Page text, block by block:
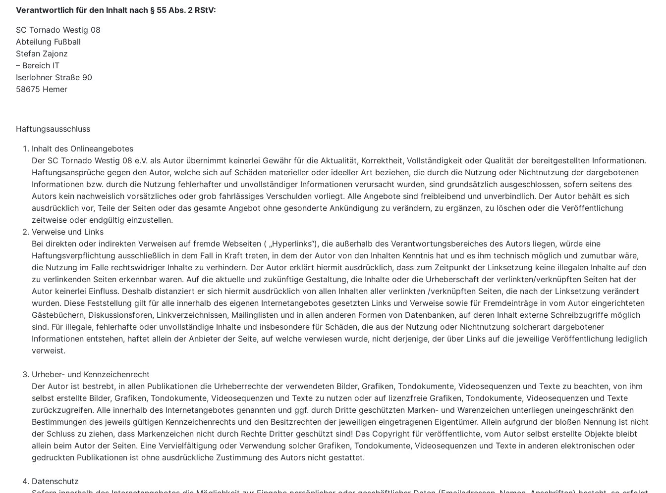
Verantwortlich für den Inhalt nach § 55 Abs. 2 RStV:
SC Tornado Westig 08
Abteilung Fußball
Stefan Zajonz
– Bereich IT
Iserlohner Straße 90
58675 Hemer
Haftungsausschluss
Inhalt des Onlineangebotes
Der SC Tornado Westig 08 e.V. als Autor übernimmt keinerlei Gewähr für die Aktualität, Korrektheit, Vollständigkeit oder Qualität der bereitgestellten Informationen.
Haftungsansprüche gegen den Autor, welche sich auf Schäden materieller oder ideeller Art beziehen, die durch die Nutzung oder Nichtnutzung der dargebotenen
Informationen bzw. durch die Nutzung fehlerhafter und unvollständiger Informationen verursacht wurden, sind grundsätzlich ausgeschlossen, sofern seitens des
Autors kein nachweislich vorsätzliches oder grob fahrlässiges Verschulden vorliegt. Alle Angebote sind freibleibend und unverbindlich. Der Autor behält es sich
ausdrücklich vor, Teile der Seiten oder das gesamte Angebot ohne gesonderte Ankündigung zu verändern, zu ergänzen, zu löschen oder die Veröffentlichung
zeitweise oder endgültig einzustellen.
Verweise und Links
Bei direkten oder indirekten Verweisen auf fremde Webseiten ( „Hyperlinks“), die außerhalb des Verantwortungsbereiches des Autors liegen, würde eine
Haftungsverpflichtung ausschließlich in dem Fall in Kraft treten, in dem der Autor von den Inhalten Kenntnis hat und es ihm technisch möglich und zumutbar wäre,
die Nutzung im Falle rechtswidriger Inhalte zu verhindern. Der Autor erklärt hiermit ausdrücklich, dass zum Zeitpunkt der Linksetzung keine illegalen Inhalte auf den
zu verlinkenden Seiten erkennbar waren. Auf die aktuelle und zukünftige Gestaltung, die Inhalte oder die Urheberschaft der verlinkten/verknüpften Seiten hat der
Autor keinerlei Einfluss. Deshalb distanziert er sich hiermit ausdrücklich von allen Inhalten aller verlinkten /verknüpften Seiten, die nach der Linksetzung verändert
wurden. Diese Feststellung gilt für alle innerhalb des eigenen Internetangebotes gesetzten Links und Verweise sowie für Fremdeinträge in vom Autor eingerichteten
Gästebüchern, Diskussionsforen, Linkverzeichnissen, Mailinglisten und in allen anderen Formen von Datenbanken, auf deren Inhalt externe Schreibzugriffe möglich
sind. Für illegale, fehlerhafte oder unvollständige Inhalte und insbesondere für Schäden, die aus der Nutzung oder Nichtnutzung solcherart dargebotener
Informationen entstehen, haftet allein der Anbieter der Seite, auf welche verwiesen wurde, nicht derjenige, der über Links auf die jeweilige Veröffentlichung lediglich
verweist.
Urheber- und Kennzeichenrecht
Der Autor ist bestrebt, in allen Publikationen die Urheberrechte der verwendeten Bilder, Grafiken, Tondokumente, Videosequenzen und Texte zu beachten, von ihm
selbst erstellte Bilder, Grafiken, Tondokumente, Videosequenzen und Texte zu nutzen oder auf lizenzfreie Grafiken, Tondokumente, Videosequenzen und Texte
zurückzugreifen. Alle innerhalb des Internetangebotes genannten und ggf. durch Dritte geschützten Marken- und Warenzeichen unterliegen uneingeschränkt den
Bestimmungen des jeweils gültigen Kennzeichenrechts und den Besitzrechten der jeweiligen eingetragenen Eigentümer. Allein aufgrund der bloßen Nennung ist nicht
der Schluss zu ziehen, dass Markenzeichen nicht durch Rechte Dritter geschützt sind! Das Copyright für veröffentlichte, vom Autor selbst erstellte Objekte bleibt
allein beim Autor der Seiten. Eine Vervielfältigung oder Verwendung solcher Grafiken, Tondokumente, Videosequenzen und Texte in anderen elektronischen oder
gedruckten Publikationen ist ohne ausdrückliche Zustimmung des Autors nicht gestattet.
Datenschutz